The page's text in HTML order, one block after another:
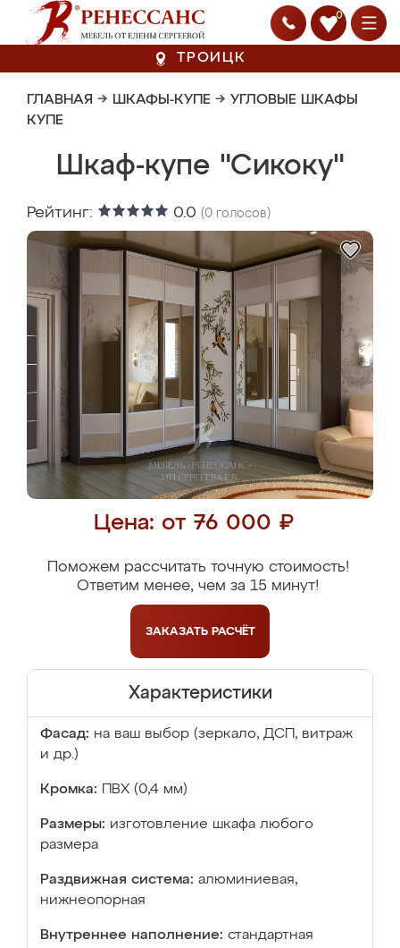
0
ТРОИЦК
ГЛАВНАЯ → ШКАФЫ-КУПЕ → УГЛОВЫЕ ШКАФЫ
КУПЕ
Шкаф-купе "Сикоку"
Рейтинг: 0.0 (0 голосов)
Цена: от 76 000 ₽
Поможем рассчитать точную стоимость!
Ответим менее, чем за 15 минут!
ЗАКАЗАТЬ РАСЧЁТ
Характеристики
Фасад: на ваш выбор (зеркало, ДСП, витраж
и др.)
Кромка: ПВХ (0,4 мм)
Размеры: изготовление шкафа любого
размера
Раздвижная система: алюминиевая,
нижнеопорная
Внутреннее наполнение: стандартная